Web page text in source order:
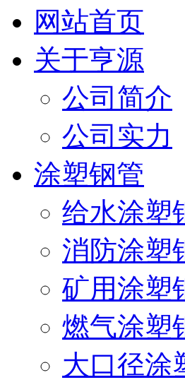
网站首页
关于亨源
公司简介
公司实力
涂塑钢管
给水涂塑
消防涂塑
矿用涂塑
燃气涂塑
大口径涂